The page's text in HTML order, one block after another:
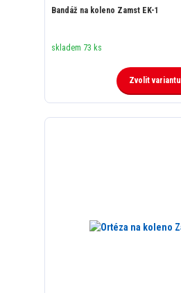
Bandáž na koleno Zamst EK-1
skladem 73 ks
Zvolit variantu